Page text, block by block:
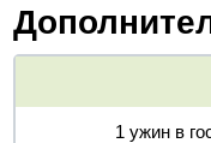
1 ужин в